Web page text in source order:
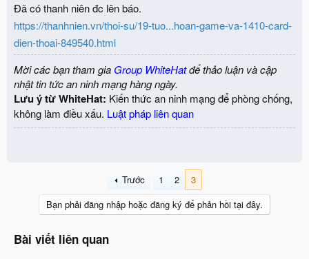
Đã có thanh niên đc lên báo.
https://thanhnien.vn/thoi-su/19-tuo...hoan-game-va-1410-card-
dien-thoai-849540.html
Mời các bạn tham gia Group WhiteHatđể thảo luận và cập
nhật tin tức an ninh mạng hàng ngày.
Lưu ý từ WhiteHat: Kiến thức an ninh mạng để phòng chống,
không làm điều xấu. Luật pháp liên quan
Trước 1 2
3
Bạn phải đăng nhập hoặc đăng ký để phản hồi tại đây.
Bài viết liên quan